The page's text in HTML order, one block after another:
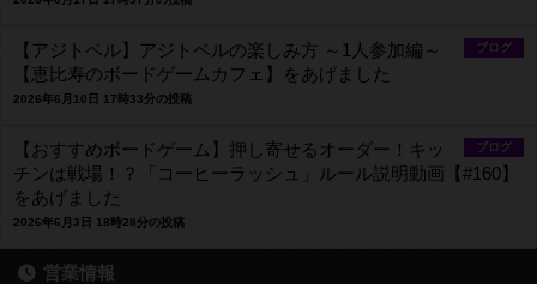
ブログ
【アジトベル】アジトベルの楽しみ方 ～1人参加編～
【恵比寿のボードゲームカフェ】をあげました
2026年6月10日 17時33分の投稿
ブログ
【おすすめボードゲーム】押し寄せるオーダー！キッ
チンは戦場！？「コーヒーラッシュ」ルール説明動画【#160】
をあげました
2026年6月3日 18時28分の投稿
営業情報